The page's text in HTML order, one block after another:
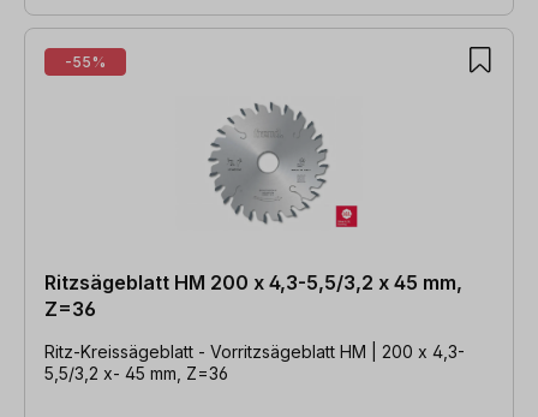
-55%
Ritzsägeblatt HM 200 x 4,3-5,5/3,2 x 45 mm,
Z=36
Ritz-Kreissägeblatt - Vorritzsägeblatt HM | 200 x 4,3-
5,5/3,2 x- 45 mm, Z=36